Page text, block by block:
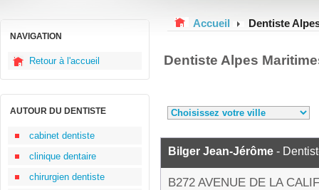
NAVIGATION
Retour à l'accueil
AUTOUR DU DENTISTE
cabinet dentiste
clinique dentaire
chirurgien dentiste
Accueil Dentiste
Dentiste Alpes
Bilger Jean-Jérôme -
B272 AVENUE DE LA